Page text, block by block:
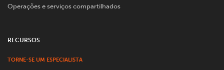
Operações e serviços compartilhados
RECURSOS
TORNE-SE UM ESPECIALISTA